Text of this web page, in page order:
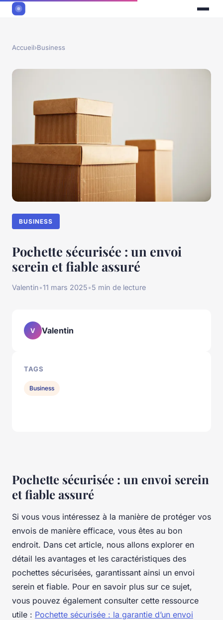
Accueil›Business
BUSINESS
Pochette sécurisée : un envoi
serein et fiable assuré
Valentin•11 mars 2025•5 min de lecture
Pochette sécurisée : un envoi serein
et fiable assuré
Si vous vous intéressez à la manière de protéger vos
envois de manière efficace, vous êtes au bon
endroit. Dans cet article, nous allons explorer en
détail les avantages et les caractéristiques des
pochettes sécurisées, garantissant ainsi un envoi
serein et fiable. Pour en savoir plus sur ce sujet,
vous pouvez également consulter cette ressource
utile : Pochette sécurisée : la garantie d’un envoi
V Valentin
TAGS
Business